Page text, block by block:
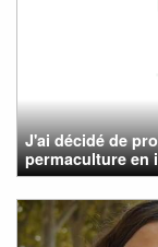
J'ai décidé de
permaculture en